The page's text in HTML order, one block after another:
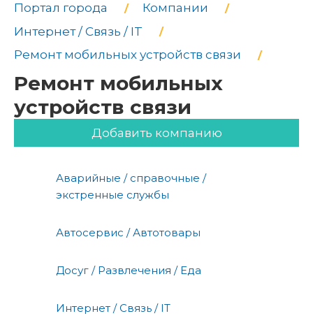
Портал города
Компании
Интернет / Связь / IT
Ремонт мобильных устройств связи
Ремонт мобильных
устройств связи
Добавить компанию
Аварийные / справочные /
экстренные службы
Автосервис / Автотовары
Досуг / Развлечения / Еда
Интернет / Связь / IT